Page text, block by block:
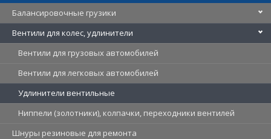
Балансировочные грузики
Вентили для колес, удлинители
Вентили для грузовых автомобилей
Вентили для легковых автомобилей
Удлинители вентильные
Ниппели (золотники), колпачки, переходники вентилей
Шнуры резиновые для ремонта